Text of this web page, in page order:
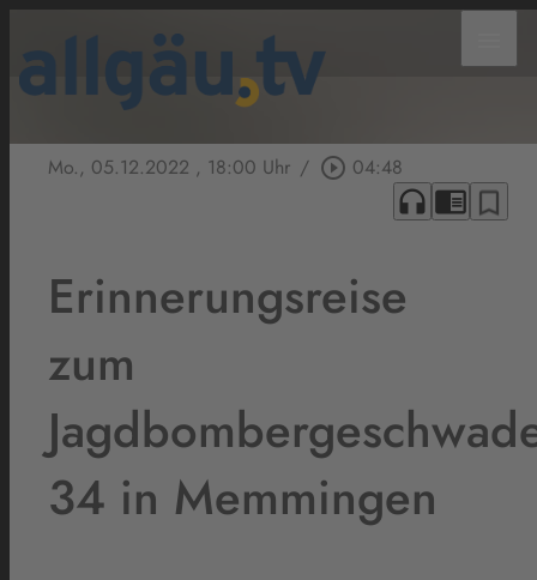
Mo., 05.12.2022 , 18:00 Uhr / play_circle_outline 04:48
headphones chrome_reader_mode bookmark_border
Erinnerungsreise
zum
34 in Memmingen